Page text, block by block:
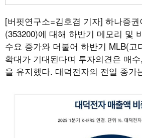
[버핏연구소=김호겸 기자] 하나증
(353200)에 대해 하반기 메모리 및
수요 증가와 더불어 하반기 MLB(고
확대가 기대된다며 투자의견은 매
을 유지했다. 대덕전자의 전일 종가